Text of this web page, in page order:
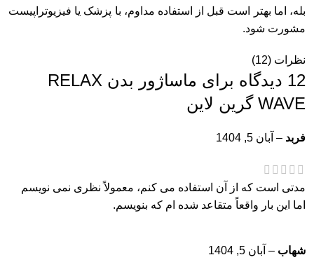
بله، اما بهتر است قبل از استفاده مداوم، با پزشک یا فیزیوتراپیست
مشورت شود.
نظرات (12)
12 دیدگاه برای
ماساژور بدن RELAX
WAVE گرین لاین
فربد – آبان 5, 1404
مدتی است که از آن استفاده می کنم، معمولاً نظری نمی نویسم
اما این بار واقعاً متقاعد شده ام که بنویسم.
شهاب – آبان 5, 1404